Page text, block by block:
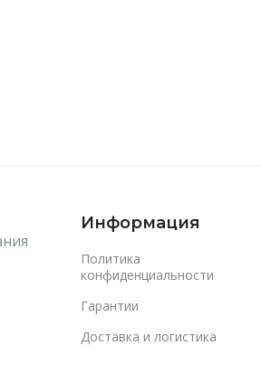
Информация
Политика
конфиденциальности
Гарантии
Доставка и логистика